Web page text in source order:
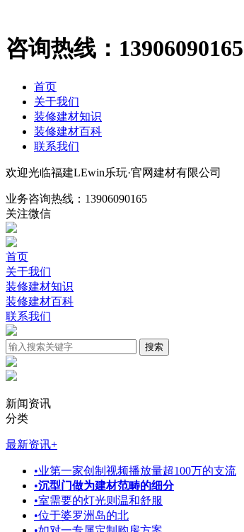
咨询热线： 13906090165
首页
关于我们
装修建材知识
装修建材百科
联系我们
欢迎光临福建LEwin乐玩·官网建材有限公司
业务咨询热线： 13906090165
关注微信
首页
关于我们
装修建材知识
装修建材百科
联系我们
新闻资讯
分类
最新资讯+
•业第一家创制视频播放量超100万的支流
•沉型门做为建材范畴的细分
•室需要的灯光则温和舒服
•位于婆罗洲岛的北